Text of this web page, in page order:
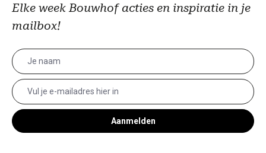
Elke week Bouwhof acties en inspiratie in je
mailbox!
Aanmelden